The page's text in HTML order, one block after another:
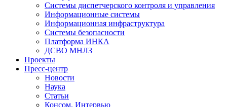
Системы диспетчерского контроля и управления
Информационные системы
Информационная инфраструктура
Системы безопасности
Платформа ИНКА
ДСВО МНЛЗ
Проекты
Пресс-центр
Новости
Наука
Статьи
Консом. Интервью